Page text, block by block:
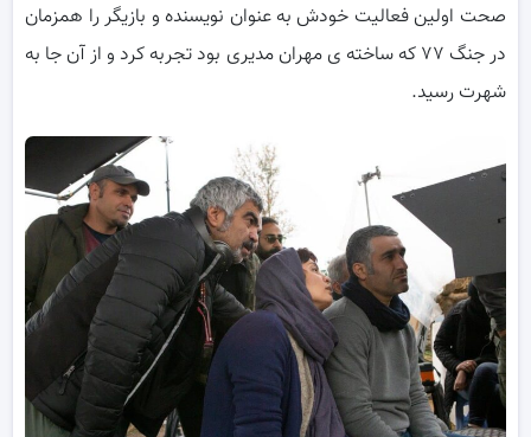
صحت اولین فعالیت خودش به عنوان نویسنده و بازیگر را همزمان
در جنگ ۷۷ که ساخته ی مهران مدیری بود تجربه کرد و از آن جا به
شهرت رسید.